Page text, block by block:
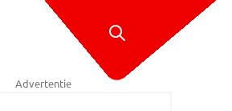
Advertentie